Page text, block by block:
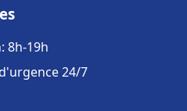
8h-19h
24/7